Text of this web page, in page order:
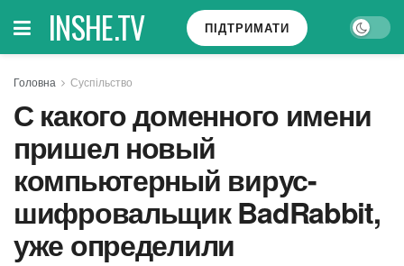
INSHE.TV ПІДТРИМАТИ
Головна Суспільство
С какого доменного имени
пришел новый
компьютерный вирус-
шифровальщик BadRabbit,
уже определили